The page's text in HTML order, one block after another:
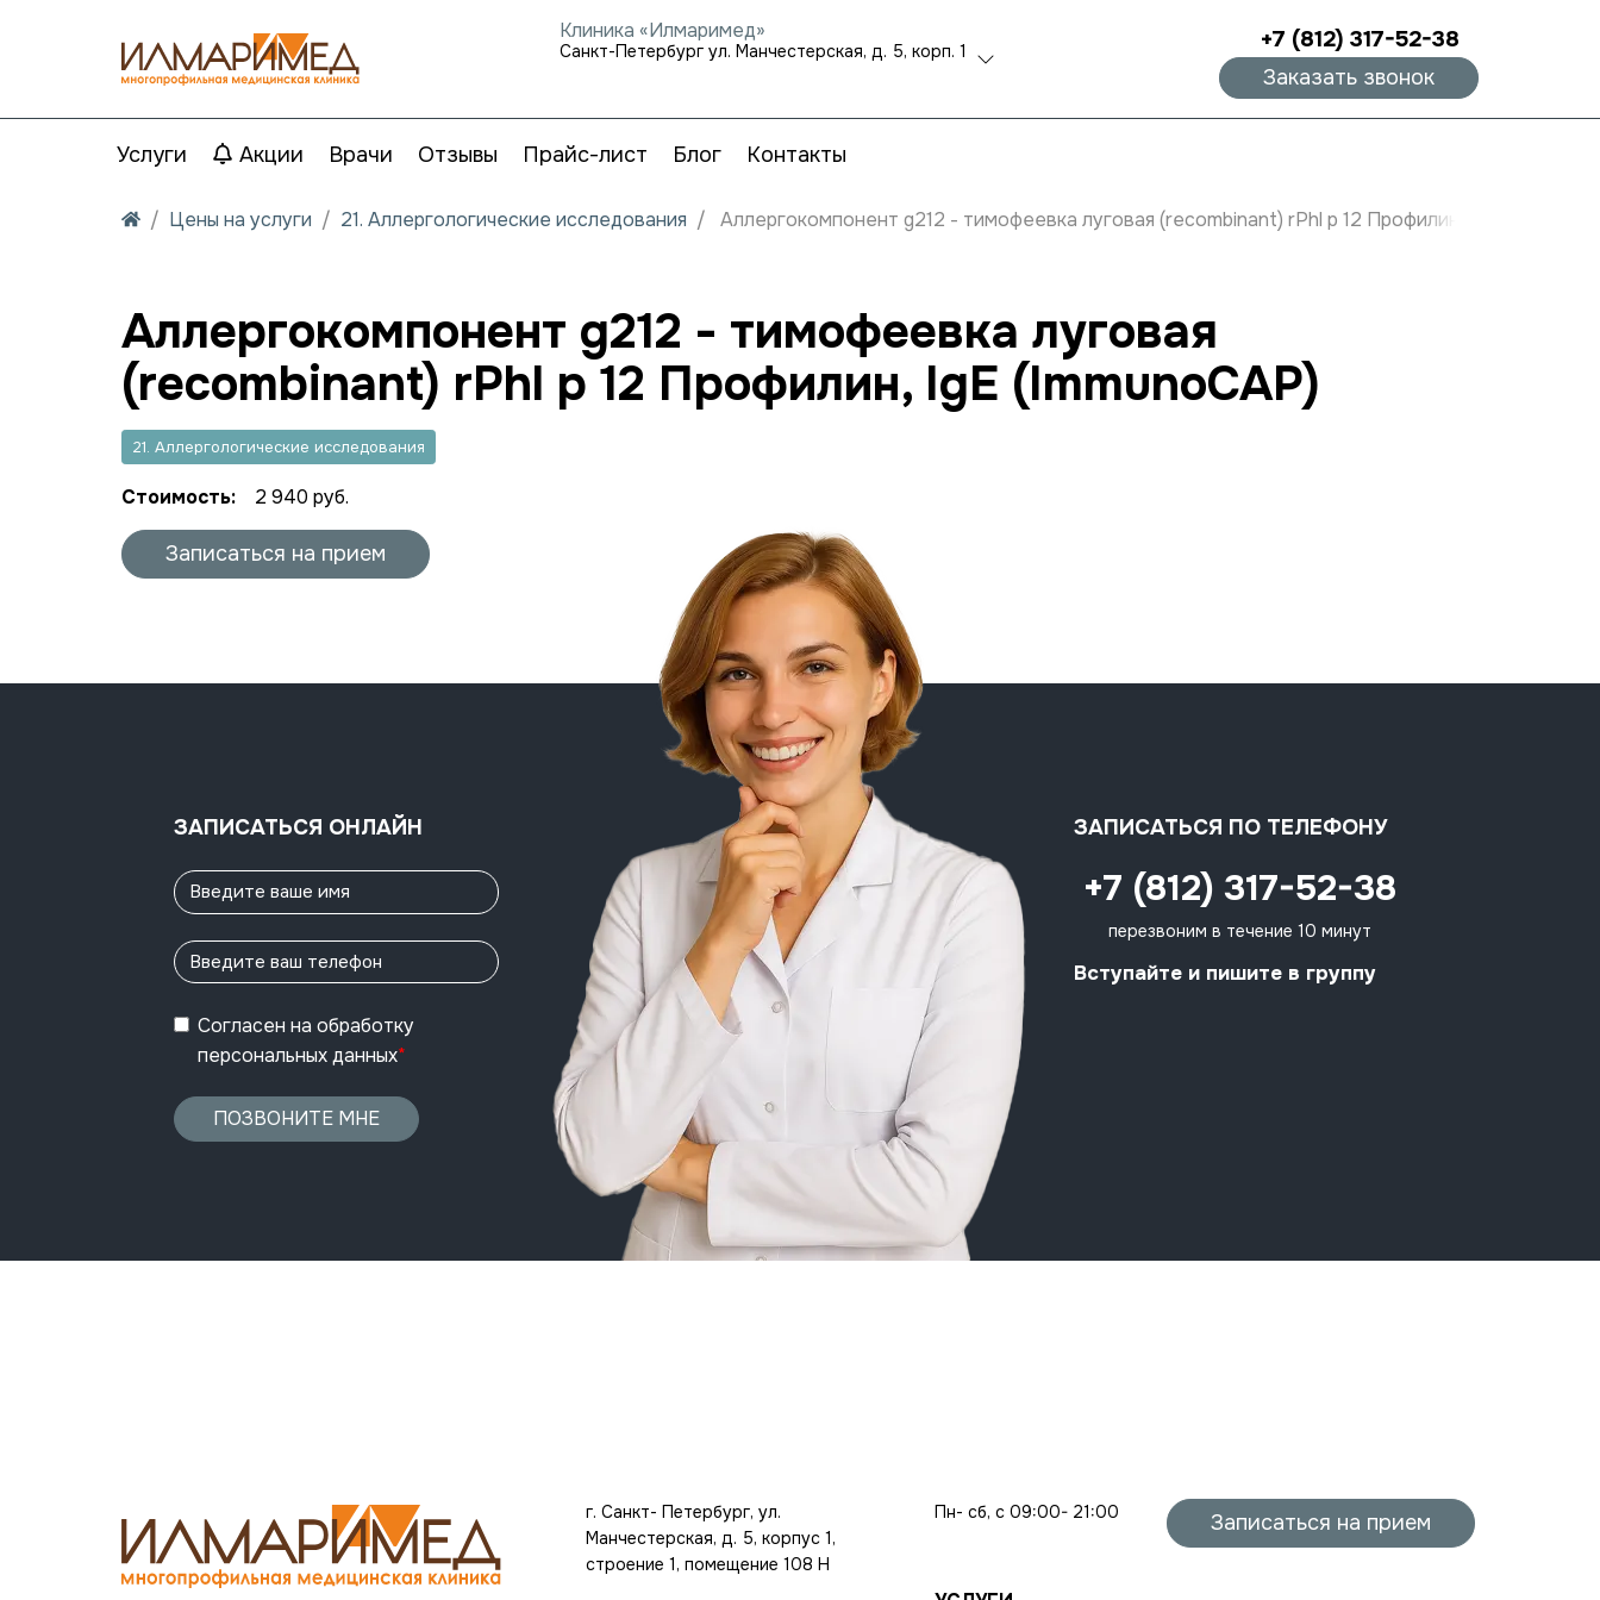
Клиника «Илмаримед»
Санкт-Петербург ул. Манчестерская, д. 5, корп. 1 +7 (812) 317-52-38
Заказать звонок
Услуги Акции Врачи Отзывы Прайс-лист Блог Контакты
Цены на услуги 21. Аллергологические исследования Аллергокомпонент g212 - тимофеевка луговая (recombinant) rPhl p 12 Профилин, IgE
Аллергокомпонент g212 - тимофеевка луговая
(recombinant) rPhl p 12 Профилин, IgE (ImmunoCAP)
21. Аллергологические исследования
Стоимость: 2 940 руб.
Записаться на прием
ЗАПИСАТЬСЯ ОНЛАЙН
Согласен на обработку
персональных данных*
ПОЗВОНИТЕ МНЕ
ЗАПИСАТЬСЯ ПО ТЕЛЕФОНУ
+7 (812) 317-52-38
перезвоним в течение 10 минут
Вступайте и пишите в группу
г. Санкт- Петербург, ул.
Манчестерская, д. 5, корпус 1,
строение 1, помещение 108 Н
Пн- сб, с 09:00- 21:00 Записаться на прием